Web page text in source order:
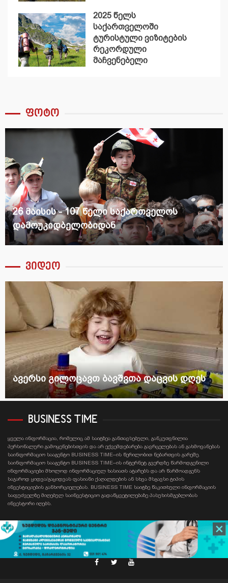
2025 წელს
საქართველოში
ტურისტული ვიზიტების
რეკორდული
მაჩვენებელი
ფოტო
განახლებული წერეთლის გამზირი
ვიდეო
ავერსი გილოცავთ ბავშვთა დაცვის დღეს
BUSINESS TIME
ყველა ინფორმაცია, რომელიც ამ საიტზეა განთავსებული, განკუთვნილია
პერსონალური გამოყენებისთვის და არ ექვემდებარება გავრცელებას ან გახმოვანებას
საინფორმაციო სააგენტო BUSINESS TIME–ის წერილობით ნებართვის გარეშე.
საინფორმაციო სააგენტო BUSINESS TIME–ის ინტერნეტ გვერდზე წარმოდგენილი
ინფორმაციები მხოლოდ ინფორმაციულ ხასიათს ატარებს და არ წარმოადგენს
საჯაროდ ყიდვა/გაყიდვას ფასიანი ქაღალდების ან სხვა მსგავსი ტიპის
ინვესტიციების განხორციელებას. BUSINESS TIME საიტზე წაკითხული ინფორმაციის
საფუძველზე მიღებულ საინვესტიციო გადაწყვეტილებაზე პასუხისმგებლობას
ინვესტორი იღებს.
Contact email: businesstime.ge@gmail.com
facebooktwitteryoutube